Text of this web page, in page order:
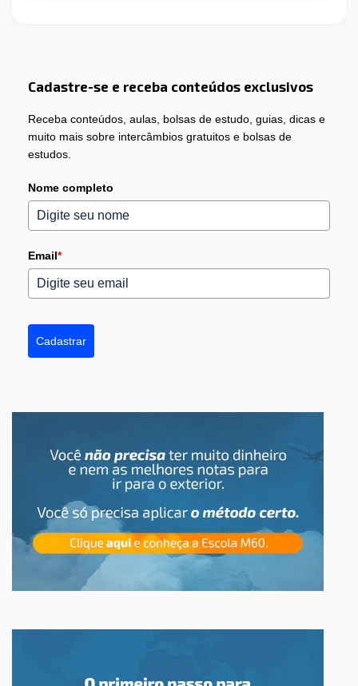
Cadastre-se e receba conteúdos exclusivos
Receba conteúdos, aulas, bolsas de estudo, guias, dicas e
muito mais sobre intercâmbios gratuitos e bolsas de
estudos.
Nome completo
Email*
Cadastrar